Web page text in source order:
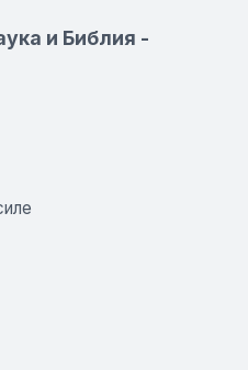
и Библия -